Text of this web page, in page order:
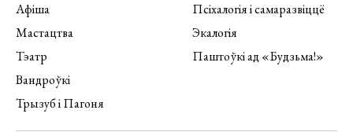
Афіша
Мастацтва
Тэатр
Вандроўкі
Трызуб і Пагоня
Псіхалогія і самаразвіццё
Экалогія
Паштоўкі ад «Будзьма!»